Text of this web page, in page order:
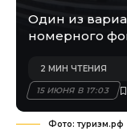
Один из
номерного
15 ИЮНЯ В 17:03
2 МИН ЧТЕНИЯ
Фото: туризм.рф